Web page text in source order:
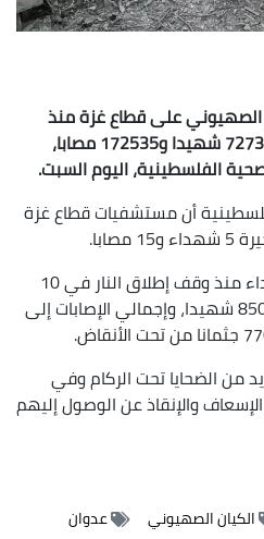
على قطاع غزة منذ
السابع من أكتوبر 2023 إلى 72736 شهيدا و172535 مصابا،
الفلسطينية، اليوم السبت.
أن مستشفيات قطاع غزة
وأشارت إلى أن إجمالي الشهداء منذ وقف إطلاق النار في 10
أكتوبر الماضي قد ارتفع إلى 850 شهيدا، وإجمالي الإصابات إلى
من الضحايا تحت الركام وفي
والإنقاذ عن الوصول إليهم
الصهيوني عدوان